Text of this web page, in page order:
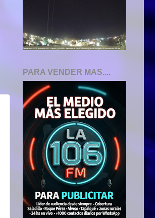
PARA VENDER MAS....